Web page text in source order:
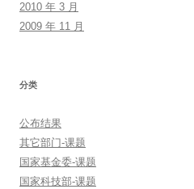
2010 年 3 月
2009 年 11 月
分类
公布结果
其它部门-课题
国家基金委-课题
国家科技部-课题